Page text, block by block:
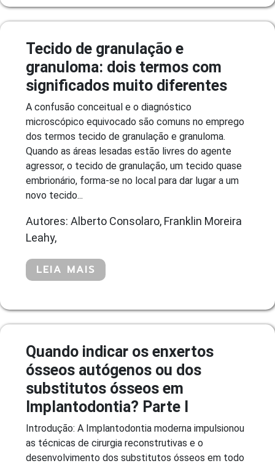
Tecido de granulação e
granuloma: dois termos com
significados muito diferentes
A confusão conceitual e o diagnóstico
microscópico equivocado são comuns no emprego
dos termos tecido de granulação e granuloma.
Quando as áreas lesadas estão livres do agente
agressor, o tecido de granulação, um tecido quase
embrionário, forma-se no local para dar lugar a um
novo tecido...
Autores: Alberto Consolaro, Franklin Moreira
Leahy,
LEIA MAIS
Quando indicar os enxertos
ósseos autógenos ou dos
substitutos ósseos em
Implantodontia? Parte I
Introdução: A Implantodontia moderna impulsionou
as técnicas de cirurgia reconstrutivas e o
desenvolvimento dos substitutos ósseos em todo